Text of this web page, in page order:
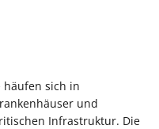
häufen sich in
und
Infrastruktur. Die